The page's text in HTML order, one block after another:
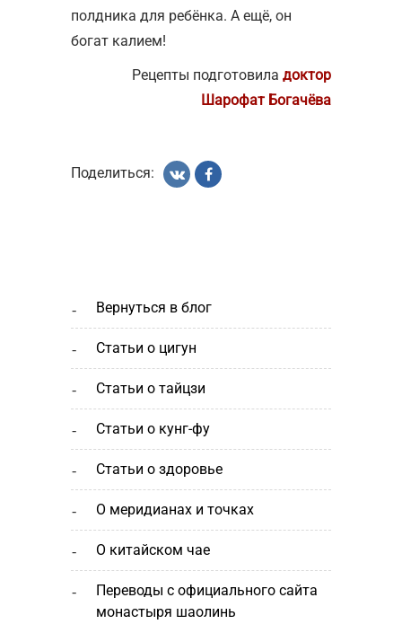
вернуться в блог
статьи о цигун
статьи о тайцзи
статьи о кунг-фу
статьи о здоровье
о меридианах и точках
о китайском чае
переводы с официального сайта
монастыря шаолинь
полдника для ребёнка. А ещё, он
богат калием!
Рецепты подготовила доктор
Шарофат Богачёва
Поделиться: